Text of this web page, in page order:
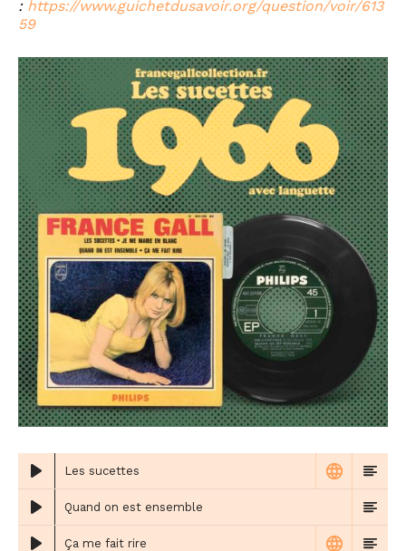
: https://www.guichetdusavoir.org/question/voir/613
59
Les sucettes
Quand on est ensemble
Ça me fait rire